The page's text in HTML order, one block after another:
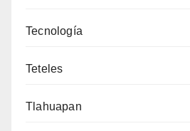
Tecnología
Teteles
Tlahuapan